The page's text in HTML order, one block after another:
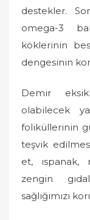
destekler.
omega-3
köklerinin
dengesinin
Demir
olabilecek
foliküllerinin
teşvik
et, ıspanak,
zengin
sağlığımızı